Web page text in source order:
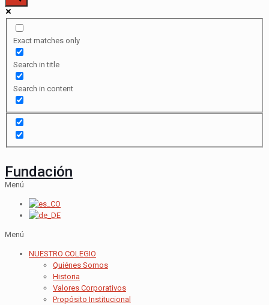
Exact matches only
Search in title
Search in content
Fundación
Menú
Menú
NUESTRO COLEGIO
Quiénes Somos
Historia
Valores Corporativos
Propósito Institucional